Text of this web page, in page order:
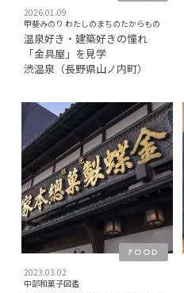
2026.01.09
甲斐みのり わたしのまちのたからもの
温泉好き・建築好きの憧れ
「金具屋」を見学
渋温泉（長野県山ノ内町）
2023.03.02
FOOD
中部和菓子図鑑